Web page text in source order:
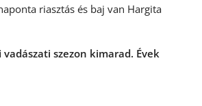
riasztás és baj van Hargita
szezon kimarad. Évek